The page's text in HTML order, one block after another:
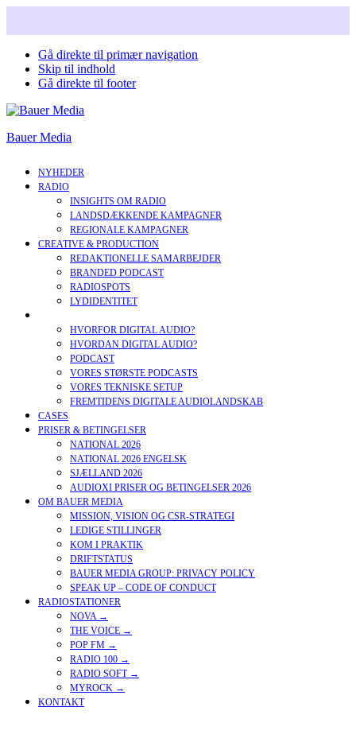
Gå direkte til primær navigation
Skip til indhold
Gå direkte til footer
Bauer Media
NYHEDER
RADIO
INSIGHTS OM RADIO
LANDSDÆKKENDE KAMPAGNER
REGIONALE KAMPAGNER
CREATIVE & PRODUCTION
REDAKTIONELLE SAMARBEJDER
BRANDED PODCAST
RADIOSPOTS
LYDIDENTITET
HVORFOR DIGITAL AUDIO?
HVORDAN DIGITAL AUDIO?
PODCAST
VORES STØRSTE PODCASTS
VORES TEKNISKE SETUP
FREMTIDENS DIGITALE AUDIOLANDSKAB
CASES
PRISER & BETINGELSER
NATIONAL 2026
NATIONAL 2026 ENGELSK
SJÆLLAND 2026
AUDIOXI PRISER OG BETINGELSER 2026
OM BAUER MEDIA
MISSION, VISION OG CSR-STRATEGI
LEDIGE STILLINGER
KOM I PRAKTIK
DRIFTSTATUS
BAUER MEDIA GROUP: PRIVACY POLICY
SPEAK UP – CODE OF CONDUCT
RADIOSTATIONER
NOVA →
THE VOICE →
POP FM →
RADIO 100 →
RADIO SOFT →
MYROCK →
KONTAKT